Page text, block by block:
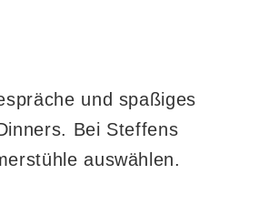
und spaßiges
Bei Steffens
auswählen.